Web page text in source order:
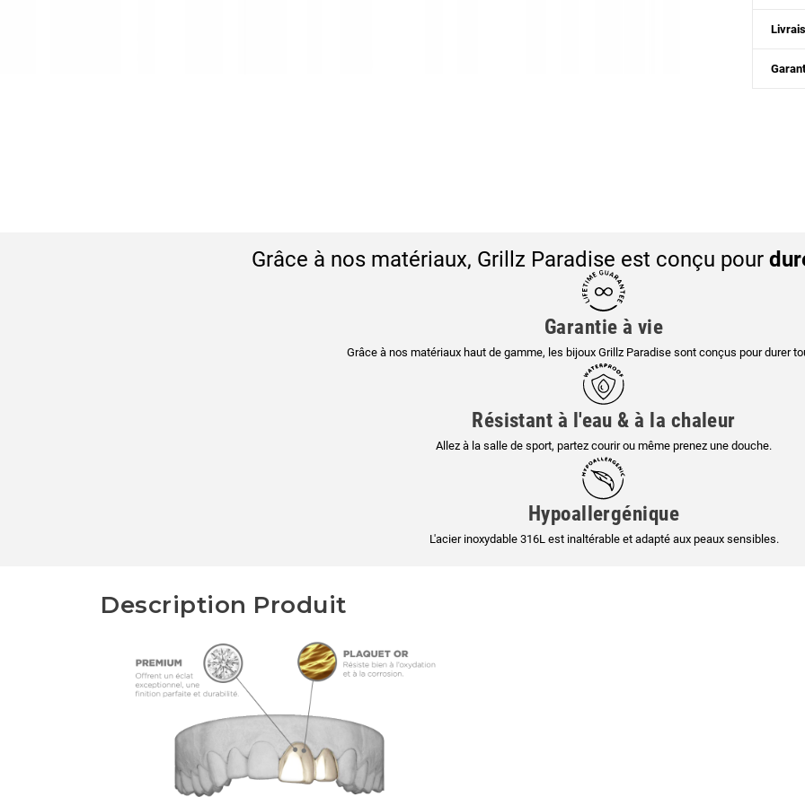
Grâce à nos matériaux, Grillz Paradise est conçu pour
Garantie à vie
Grâce à nos matériaux haut de gamme, les bijoux Grillz Paradise sont conçus pour durer
Résistant à l'eau & à la chaleur
Allez à la salle de sport, partez courir ou même prenez une douche.
Hypoallergénique
L'acier inoxydable 316L est inaltérable et adapté aux peaux sensibles.
Description Produit
BIENVENUE